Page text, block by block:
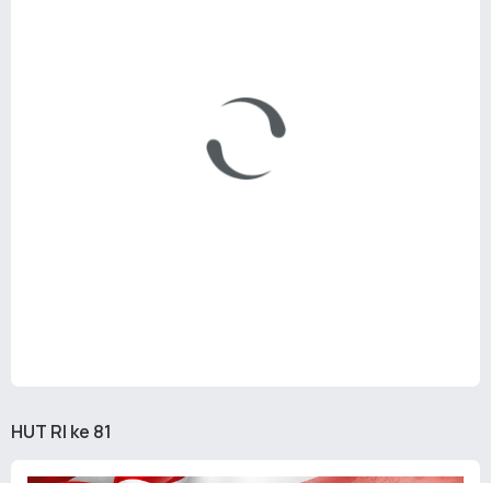
HUT RI ke 81